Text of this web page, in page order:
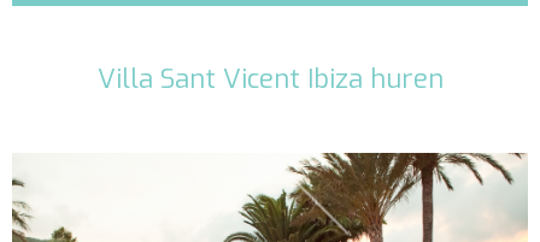
Villa Sant Vicent Ibiza huren